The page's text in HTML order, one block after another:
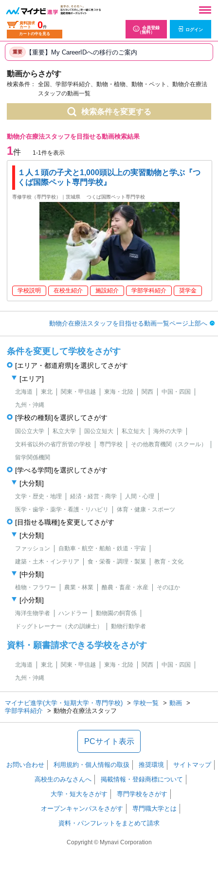
資料請求
カート
0件
カートの中を見る
会員登録
（無料）
ログイン
重要 【重要】My CareerIDへの移行のご案内
動画からさがす
検索条件：
全国、学部学科紹介、動物・植物、動物・ペット、動物介在療法
スタッフの動画一覧
検索条件を変更する
動物介在療法スタッフを目指せる動画検索結果
1件 1-1件を表示
１人１頭の子犬と1,000頭以上の実習動物と学ぶ『つ
くば国際ペット専門学校』
専修学校（専門学校）｜茨城県 つくば国際ペット専門学校
学校説明 在校生紹介 施設紹介 学部学科紹介 奨学金
動物介在療法スタッフを目指せる動画一覧ページ上部へ
条件を変更して学校をさがす
[エリア・都道府県]を選択してさがす
[エリア]
北海道 東北 関東・甲信越 東海・北陸 関西
中国・四国
九州・沖縄
[学校の種類]を選択してさがす
国公立大学 私立大学 国公立短大 私立短大
海外の大学
文科省以外の省庁所管の学校
専門学校
その他教育機関（スクール）
留学関係機関
[学べる学問]を選択してさがす
[大分類]
文学・歴史・地理 経済・経営・商学
人間・心理
医学・歯学・薬学・看護・リハビリ
体育・健康・スポーツ
[目指せる職種]を変更してさがす
[大分類]
ファッション
自動車・航空・船舶・鉄道・宇宙
建築・土木・インテリア
食・栄養・調理・製菓 教育・文化
[中分類]
植物・フラワー 農業・林業 酪農・畜産・水産 そのほか
[小分類]
海洋生物学者 ハンドラー
動物園の飼育係
ドッグトレーナー（犬の訓練士）
動物行動学者
資料・願書請求できる学校をさがす
北海道 東北 関東・甲信越 東海・北陸 関西
中国・四国
九州・沖縄
マイナビ進学(大学・短期大学・専門学校) 学校一覧
動画
学部学科紹介
動物介在療法スタッフ
PCサイト表示
お問い合わせ 利用規約・個人情報の取扱 推奨環境
サイトマップ
高校生のみなさんへ
掲載情報・登録商標について
大学・短大をさがす
専門学校をさがす
オープンキャンパスをさがす
専門職大学とは
資料・パンフレットをまとめて請求
Copyright © Mynavi Corporation